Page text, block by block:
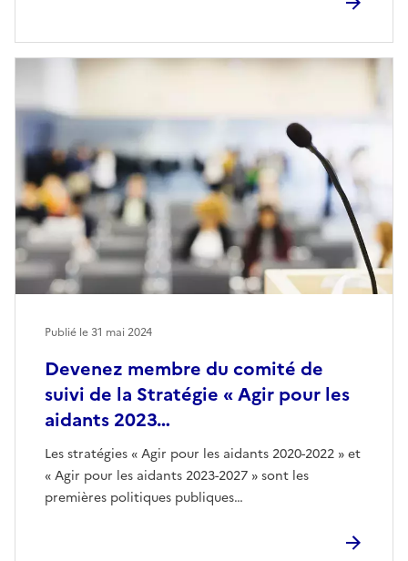
Devenez membre du comité de
suivi de la Stratégie « Agir pour les
aidants 2023…
Les stratégies « Agir pour les aidants 2020-2022 » et
« Agir pour les aidants 2023-2027 » sont les
premières politiques publiques…
Publié le31 mai 2024